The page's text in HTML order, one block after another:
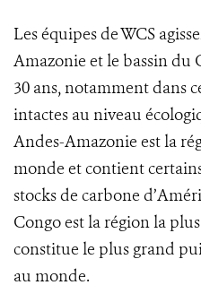
Les équipes de WCS
Amazonie et le bassin du
30 ans, notamment dans
intactes au niveau
Andes-Amazonie est la
monde et contient
stocks de carbone
Congo est la région la
constitue le plus grand
au monde.